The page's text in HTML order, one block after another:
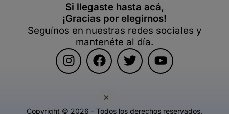
×
Si llegaste hasta acá,
¡Gracias por elegirnos!
Seguínos en nuestras redes sociales y
mantenéte al día.
Copyright © 2026 - Todos los derechos reservados.